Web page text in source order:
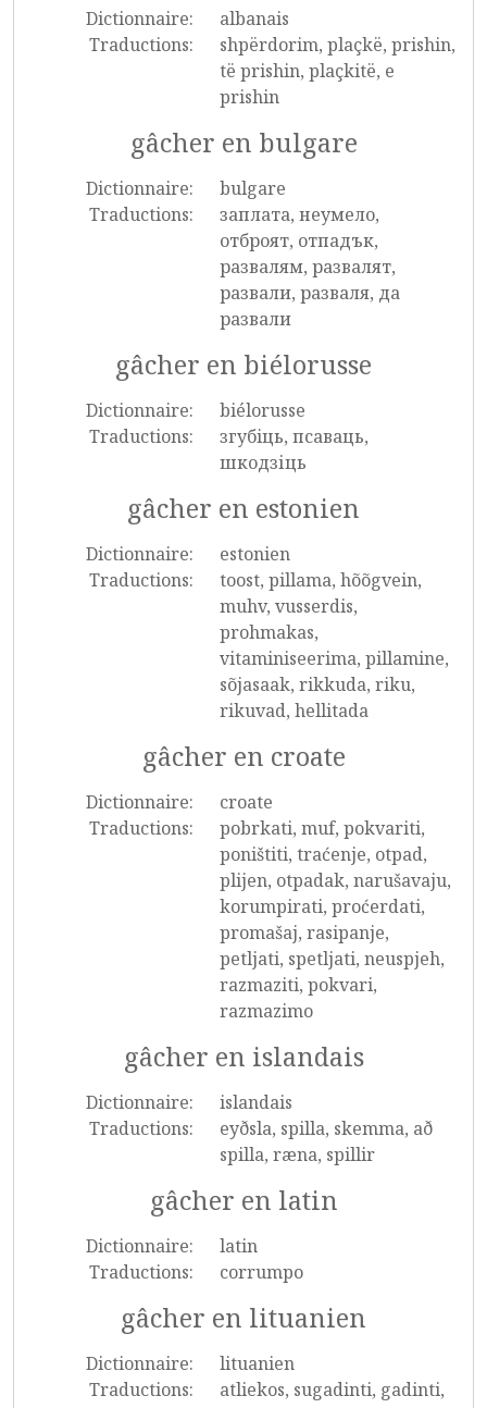
Dictionnaire:
albanais
Traductions:
shpërdorim, plaçkë, prishin,
të prishin, plaçkitë, e
prishin
gâcher en bulgare
Dictionnaire:
bulgare
Traductions:
заплата, неумело,
отброят, отпадък,
развалям, развалят,
развали, разваля, да
развали
gâcher en biélorusse
Dictionnaire:
biélorusse
Traductions:
згубiць, псаваць,
шкодзіць
gâcher en estonien
Dictionnaire:
estonien
Traductions:
toost, pillama, hõõgvein,
muhv, vusserdis,
prohmakas,
vitaminiseerima, pillamine,
sõjasaak, rikkuda, riku,
rikuvad, hellitada
gâcher en croate
Dictionnaire:
croate
Traductions:
pobrkati, muf, pokvariti,
poništiti, traćenje, otpad,
plijen, otpadak, narušavaju,
korumpirati, proćerdati,
promašaj, rasipanje,
petljati, spetljati, neuspjeh,
razmaziti, pokvari,
razmazimo
gâcher en islandais
Dictionnaire:
islandais
Traductions:
eyðsla, spilla, skemma, að
spilla, ræna, spillir
gâcher en latin
Dictionnaire:
latin
Traductions:
corrumpo
gâcher en lituanien
Dictionnaire:
lituanien
Traductions:
atliekos, sugadinti, gadinti,